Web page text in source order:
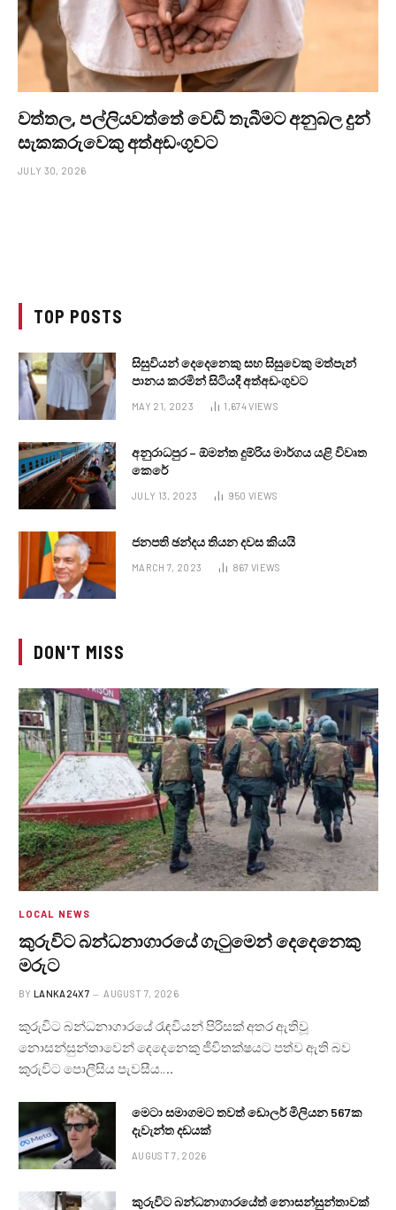
වත්තල, පල්ලියවත්තේ වෙඩි තැබීමට අනුබල දුන්
සැකකරුවෙකු අත්අඩංගුවට
JULY 30, 2026
TOP POSTS
සිසුවියන් දෙදෙනෙකු සහ සිසුවෙකු මත්පැන්
පානය කරමින් සිටියදී අත්අඩංගුවට
MAY 21, 2023 1,674VIEWS
අනුරාධපුර – ඕමන්ත දුම්රිය මාර්ගය යළි විවෘත
කෙරේ
JULY 13, 2023 950 VIEWS
ජනපති ඡන්දය තියන දවස කියයි
MARCH 7, 2023 867 VIEWS
DON'T MISS
LOCAL NEWS
කුරුවිට බන්ධනාගාරයේ ගැටුමෙන් දෙදෙනෙකු
මරුට
BY LANKA24X7 AUGUST 7, 2026
කුරුවිට බන්ධනාගාරයේ රැඳවියන් පිරිසක් අතර ඇතිවූ
නොසන්සුන්තාවෙන් දෙදෙනෙකු ජීවිතක්ෂයට පත්ව ඇති බව
කුරුවිට පොලීසිය පැවසීය.…
මෙටා සමාගමට තවත් ඩොලර් මිලියන 567ක
දැවැන්ත දඩයක්
AUGUST 7, 2026
කුරුවිට බන්ධනාගාරයේත් නොසන්සුන්තාවක්